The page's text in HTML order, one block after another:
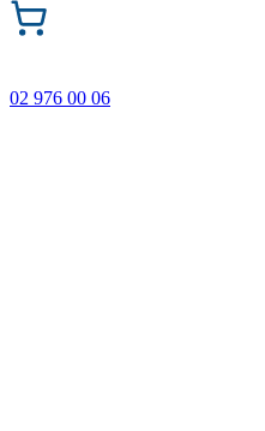
02 976 00 06